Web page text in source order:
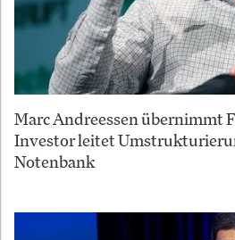
Marc Andreessen übernimmt
Investor leitet
Notenbank